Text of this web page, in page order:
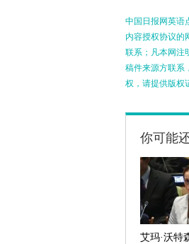
中国日报网英语
内容授权协议的
联系；凡本网注
稿件来源方联系
权，请提供版权
你可能
艾玛·沃特